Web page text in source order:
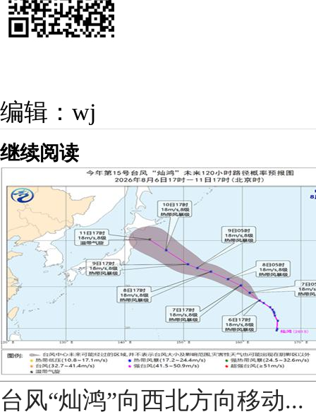
编辑：wj
继续阅读
台风“灿鸿”向西北方向移动...